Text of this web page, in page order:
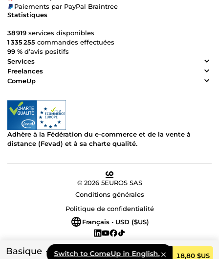
Basique Commander 18,80 $US
Switch to ComeUp in English.
Paiements par PayPal Braintree
Statistiques
38 919 services disponibles
1 335 255 commandes effectuées
99 % d’avis positifs
Services
Freelances
ComeUp
Adhère à la Fédération du e-commerce et de la vente à
distance (Fevad) et à sa charte qualité.
© 2026 5EUROS SAS
Conditions générales
Politique de confidentialité
Français • USD ($US)